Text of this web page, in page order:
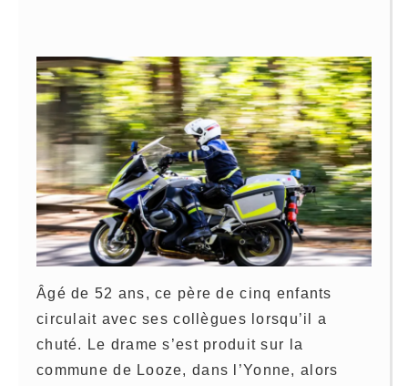
Âgé de 52 ans, ce père de cinq enfants
circulait avec ses collègues lorsqu’il a
chuté. Le drame s’est produit sur la
commune de Looze, dans l’Yonne, alors